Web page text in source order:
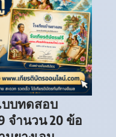
บบทดสอบ
จำนวน 20 ข้อ